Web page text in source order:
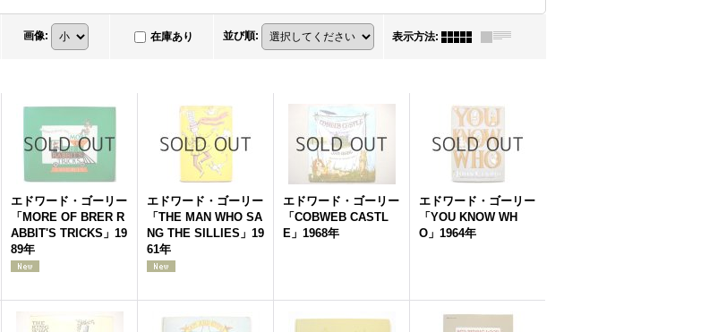
画像: 在庫あり 並び順: 表示方法:
エドワード・ゴーリー
「MORE OF BRER R
ABBIT'S TRICKS」19
89年
エドワード・ゴーリー
「THE MAN WHO SA
NG THE SILLIES」19
61年
エドワード・ゴーリー
「COBWEB CASTL
E」1968年
エドワード・ゴーリー
「YOU KNOW WH
O」1964年